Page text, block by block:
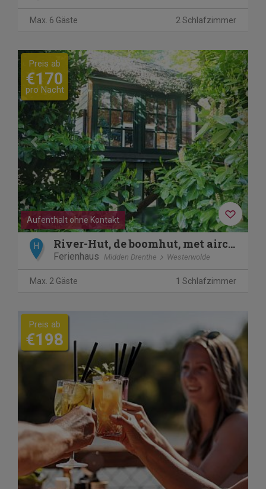
Max. 6 Gäste 2 Schlafzimmer
Previous Next
Aufenthalt ohne Kontakt
Preis ab
€170
pro Nacht
H River-Hut, de boomhut, met airco en verwarming.
Ferienhaus Midden Drenthe Westerwolde
Max. 2 Gäste 1 Schlafzimmer
Preis ab
€198